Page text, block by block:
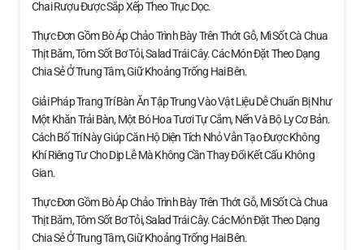
Chai Rượu Được Sắp Xếp Theo Trục Dọc.
Thực Đơn Gồm Bò Áp Chảo Trình Bày Trên Thớt Gỗ, Mì Sốt Cà Chua
Thịt Băm, Tôm Sốt Bơ Tỏi, Salad Trái Cây. Các Món Đặt Theo Dạng
Chia Sẻ Ở Trung Tâm, Giữ Khoảng Trống Hai Bên.
Giải Pháp Trang Trí Bàn Ăn Tập Trung Vào Vật Liệu Dễ Chuẩn Bị Như
Một Khăn Trải Bàn, Một Bó Hoa Tươi Tự Cắm, Nến Và Bộ Ly Cơ Bản.
Cách Bố Trí Này Giúp Căn Hộ Diện Tích Nhỏ Vẫn Tạo Được Không
Khí Riêng Tư Cho Dịp Lễ Mà Không Cần Thay Đổi Kết Cấu Không
Gian.
Thực Đơn Gồm Bò Áp Chảo Trình Bày Trên Thớt Gỗ, Mì Sốt Cà Chua
Thịt Băm, Tôm Sốt Bơ Tỏi, Salad Trái Cây. Các Món Đặt Theo Dạng
Chia Sẻ Ở Trung Tâm, Giữ Khoảng Trống Hai Bên.